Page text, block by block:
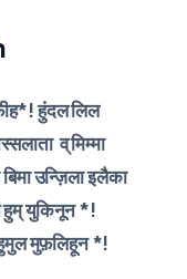
हुंदल लिल
व् मिम्मा
उन्ज़िला इलैका
हुम् युकिनून *!
हुमुल मुफ़लिहून *!